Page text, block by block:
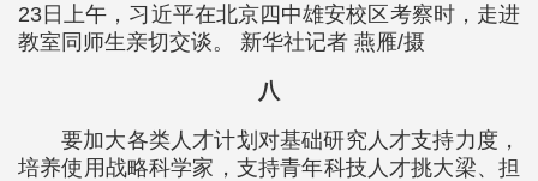
23日上午，习近平在北京四中雄安校区考察时，走进
教室同师生亲切交谈。 新华社记者 燕雁/摄
八
要加大各类人才计划对基础研究人才支持力度，
培养使用战略科学家，支持青年科技人才挑大梁、担